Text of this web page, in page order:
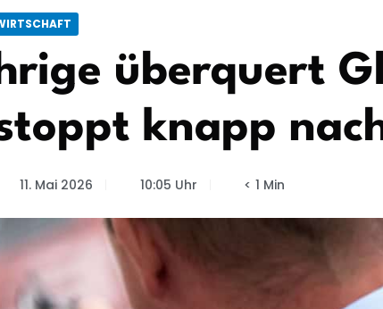
überquert
knapp
11. Mai 2026 10:05 Uhr < 1 Min